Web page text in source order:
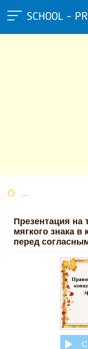
SCHOOL -
Презентация на
мягкого знака в
перед